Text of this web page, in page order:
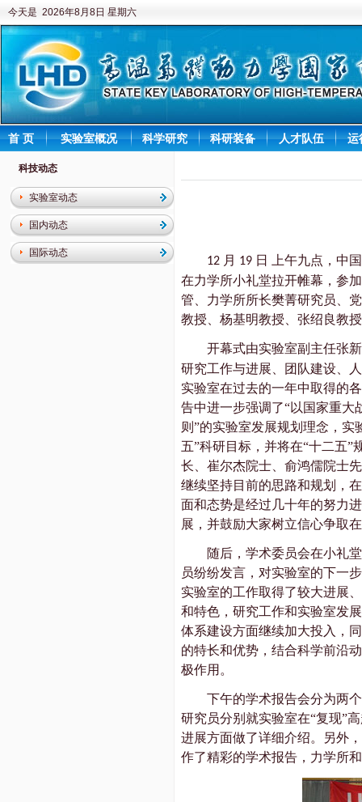
今天是 2026年8月8日 星期六
首 页 实验室概况 科学研究 科研装备 人才队伍 运
科技动态
实验室动态
国内动态
国际动态
12 月 19 日
上午九点，中
在力学所小礼堂拉开帷幕，参
管、力学所所长樊菁研究员、
教授、杨基明教授、张绍良教
开幕式由实验室副主任张
研究工作与进展、团队建设、
实验室在过去的一年中取得的
告中进一步强调了“以国家重
则”的实验室发展规划理念，实
五”科研目标，并将在“十二五
长、崔尔杰院士、俞鸿儒院士
继续坚持目前的思路和规划，
面和态势是经过几十年的努力
展，并鼓励大家树立信心争取
随后，学术委员会在小礼
员纷纷发言，对实验室的下一
实验室的工作取得了较大进展
和特色，研究工作和实验室发
体系建设方面继续加大投入，
的特长和优势，结合科学前沿
极作用。
下午的学术报告会分为两
研究员分别就实验室在“复现”
进展方面做了详细介绍。另外
作了精彩的学术报告，力学所和